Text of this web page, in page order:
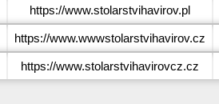
https://www.stolarstvihavirov.pl
https://www.wwwstolarstvihavirov.cz
https://www.stolarstvihavirovcz.cz